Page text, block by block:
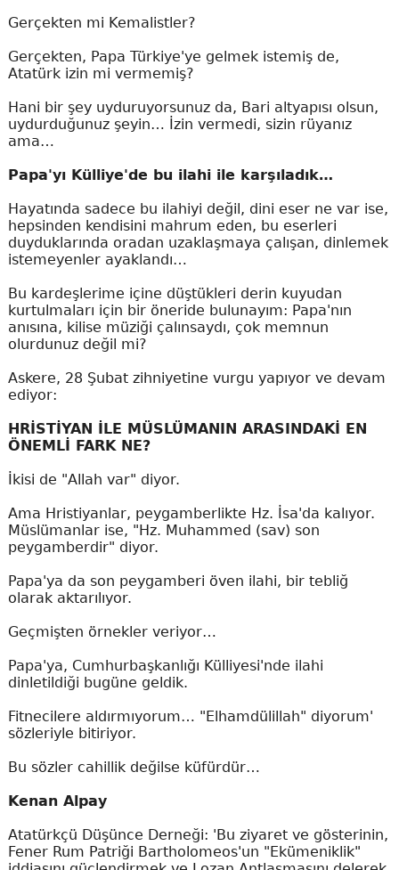
Gerçekten mi Kemalistler?
Gerçekten, Papa Türkiye'ye gelmek istemiş de,
Atatürk izin mi vermemiş?
Hani bir şey uyduruyorsunuz da, Bari altyapısı olsun,
uydurduğunuz şeyin… İzin vermedi, sizin rüyanız
ama…
Papa'yı Külliye'de bu ilahi ile karşıladık…
Hayatında sadece bu ilahiyi değil, dini eser ne var ise,
hepsinden kendisini mahrum eden, bu eserleri
duyduklarında oradan uzaklaşmaya çalışan, dinlemek
istemeyenler ayaklandı…
Bu kardeşlerime içine düştükleri derin kuyudan
kurtulmaları için bir öneride bulunayım: Papa'nın
anısına, kilise müziği çalınsaydı, çok memnun
olurdunuz değil mi?
Askere, 28 Şubat zihniyetine vurgu yapıyor ve devam
ediyor:
HRİSTİYAN İLE MÜSLÜMANIN ARASINDAKİ EN
ÖNEMLİ FARK NE?
İkisi de "Allah var" diyor.
Ama Hristiyanlar, peygamberlikte Hz. İsa'da kalıyor.
Müslümanlar ise, "Hz. Muhammed (sav) son
peygamberdir" diyor.
Papa'ya da son peygamberi öven ilahi, bir tebliğ
olarak aktarılıyor.
Geçmişten örnekler veriyor…
Papa'ya, Cumhurbaşkanlığı Külliyesi'nde ilahi
dinletildiği bugüne geldik.
Fitnecilere aldırmıyorum… "Elhamdülillah" diyorum'
sözleriyle bitiriyor.
Bu sözler cahillik değilse küfürdür…
Kenan Alpay
Atatürkçü Düşünce Derneği: 'Bu ziyaret ve gösterinin,
Fener Rum Patriği Bartholomeos'un "Ekümeniklik"